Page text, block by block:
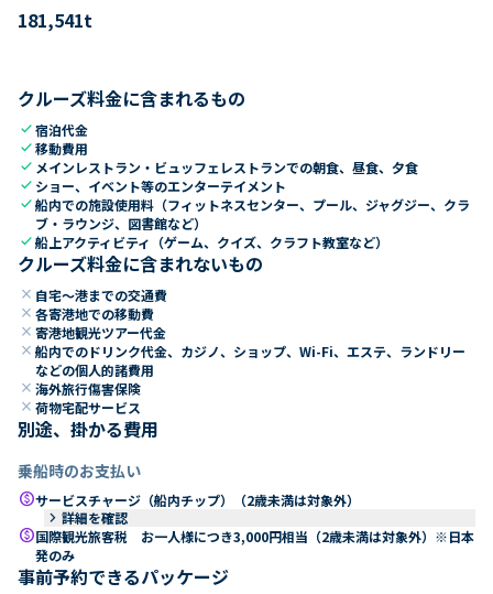
181,541t
クルーズ料金に含まれるもの
check宿泊代金
check移動費用
check メインレストラン・ビュッフェレストランでの朝食、昼食、夕食
check ショー、イベント等のエンターテイメント
check船内での施設使用料（フィットネスセンター、プール、ジャグジー、クラ
ブ・ラウンジ、図書館など）
check船上アクティビティ（ゲーム、クイズ、クラフト教室など）
クルーズ料金に含まれないもの
close 自宅～港までの交通費
close 各寄港地での移動費
close 寄港地観光ツアー代金
close 船内でのドリンク代金、カジノ、ショップ、Wi-Fi、エステ、ランドリー
などの個人的諸費用
close 海外旅行傷害保険
close 荷物宅配サービス
別途、掛かる費用
乗船時のお支払い
paidサービスチャージ（船内チップ）（2歳未満は対象外）
keyboard_arrow_right 詳細を確認
paid国際観光旅客税 お一人様につき3,000円相当（2歳未満は対象外）※日本
発のみ
事前予約できるパッケージ